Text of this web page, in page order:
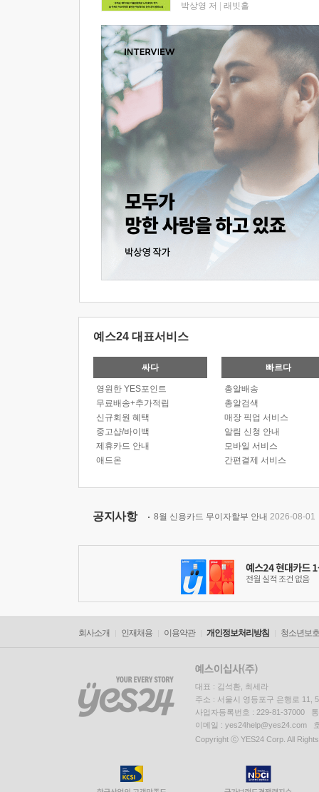
박상영 저 래빗홀
예스24 대표서비스
싸다
영원한 YES포인트
무료배송+추가적립
신규회원 혜택
중고샵/바이백
제휴카드 안내
애드온
빠르다
총알배송
총알검색
매장 픽업 서비스
알림 신청 안내
모바일 서비스
간편결제 서비스
공지사항 8월 신용카드 무이자할부 안내 2026-08-01
회사소개 인재채용 이용약관 개인정보처리방침 청소년보
대표 : 김석환, 최세라
주소 : 서울시 영등포구 은행로 11,
사업자등록번호 : 229-81-37000
이메일 : yes24help@yes24.com
Copyright ⓒ YES24 Corp. All